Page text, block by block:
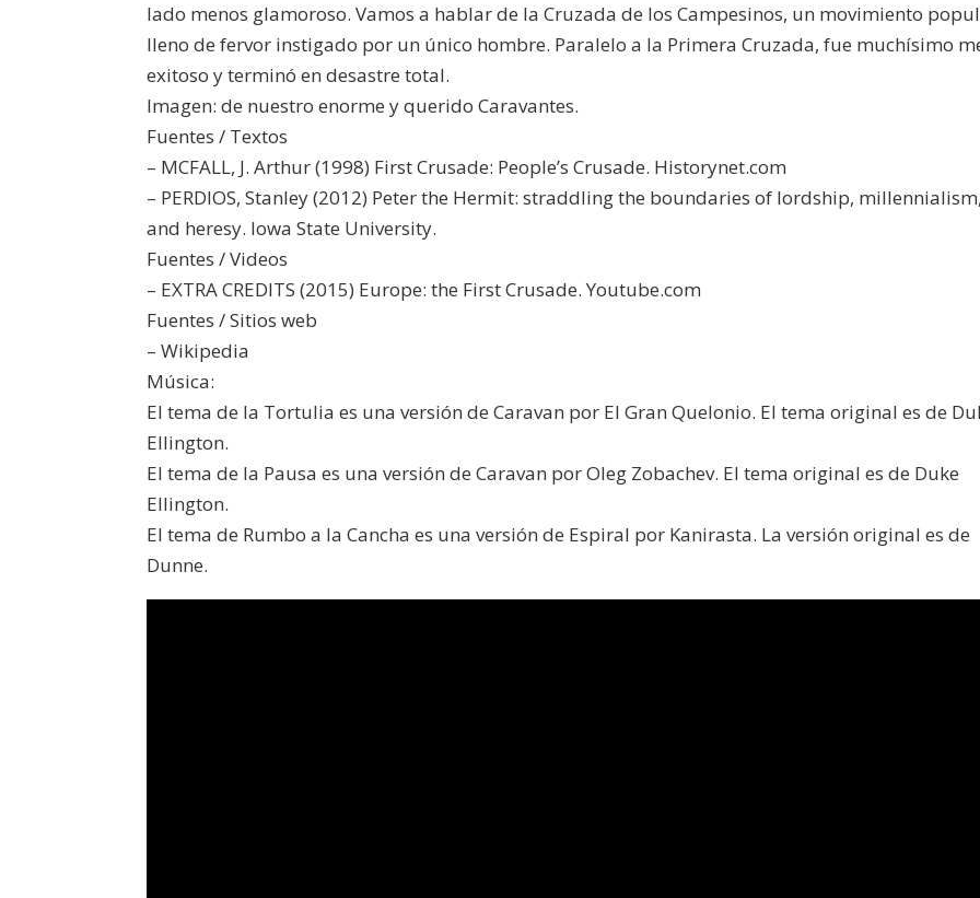
lado menos glamoroso. Vamos a hablar de la Cruzada de los Campesinos, un movimiento
lleno de fervor instigado por un único hombre. Paralelo a la Primera Cruzada, fue muchísimo
exitoso y terminó en desastre total.
Imagen: de nuestro enorme y querido Caravantes.
Fuentes / Textos
– MCFALL, J. Arthur (1998) First Crusade: People’s Crusade. Historynet.com
– PERDIOS, Stanley (2012) Peter the Hermit: straddling the boundaries of lordship,
and heresy. Iowa State University.
Fuentes / Videos
– EXTRA CREDITS (2015) Europe: the First Crusade. Youtube.com
Fuentes / Sitios web
– Wikipedia
Música:
El tema de la Tortulia es una versión de Caravan por El Gran Quelonio. El tema original es de
Ellington.
El tema de la Pausa es una versión de Caravan por Oleg Zobachev. El tema original es de Duke
Ellington.
El tema de Rumbo a la Cancha es una versión de Espiral por Kanirasta. La versión original es de
Dunne.